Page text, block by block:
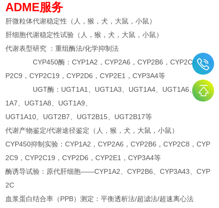
ADME服务
肝微粒体代谢稳定性（人，猴，犬，大鼠，小鼠）
肝细胞代谢稳定性试验（人，猴，犬，大鼠，小鼠）
代谢表型研究 ：重组酶法/化学抑制法
CYP450酶：CYP1A2，CYP2A6，CYP2B6，CYP2C8，CY
P2C9，CYP2C19，CYP2D6，CYP2E1，CYP3A4等
UGT酶：UGT1A1、UGT1A3、UGT1A4、UGT1A6、UGT
1A7、UGT1A8、UGT1A9、
UGT1A10、UGT2B7、UGT2B15、UGT2B17等
代谢产物鉴定/代谢途径鉴定（人，猴，犬，大鼠，小鼠）
CYP450抑制实验：CYP1A2，CYP2A6，CYP2B6，CYP2C8，CYP
2C9，CYP2C19，CYP2D6，CYP2E1，CYP3A4等
酶诱导试验：原代肝细胞——CYP1A2、CYP2B6、CYP3A43、CYP
2C
血浆蛋白结合率（PPB）测定：平衡透析法/超滤法/超速离心法